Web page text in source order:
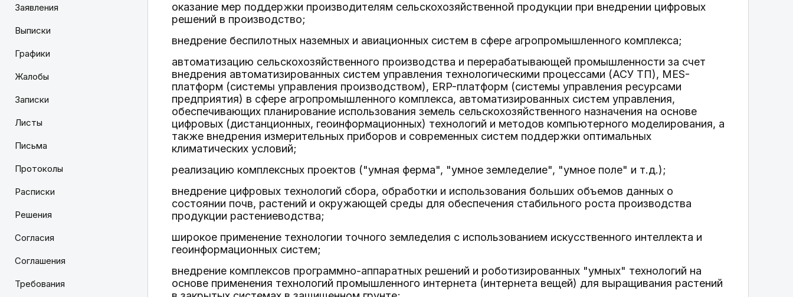
Заявления
Выписки
Графики
Жалобы
Записки
Листы
Письма
Протоколы
Расписки
Решения
Согласия
Соглашения
Требования
оказание мер поддержки производителям сельскохозяйственной продукции при внедрении цифровых
решений в производство;
внедрение беспилотных наземных и авиационных систем в сфере агропромышленного комплекса;
автоматизацию сельскохозяйственного производства и перерабатывающей промышленности за счет
внедрения автоматизированных систем управления технологическими процессами (АСУ ТП), MES-
платформ (системы управления производством), ERP-платформ (системы управления ресурсами
предприятия) в сфере агропромышленного комплекса, автоматизированных систем управления,
обеспечивающих планирование использования земель сельскохозяйственного назначения на основе
цифровых (дистанционных, геоинформационных) технологий и методов компьютерного моделирования, а
также внедрения измерительных приборов и современных систем поддержки оптимальных
климатических условий;
реализацию комплексных проектов ("умная ферма", "умное земледелие", "умное поле" и т.д.);
внедрение цифровых технологий сбора, обработки и использования больших объемов данных о
состоянии почв, растений и окружающей среды для обеспечения стабильного роста производства
продукции растениеводства;
широкое применение технологии точного земледелия с использованием искусственного интеллекта и
геоинформационных систем;
внедрение комплексов программно-аппаратных решений и роботизированных "умных" технологий на
основе применения технологий промышленного интернета (интернета вещей) для выращивания растений